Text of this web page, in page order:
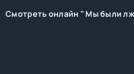
Смотреть онлайн " Мы были